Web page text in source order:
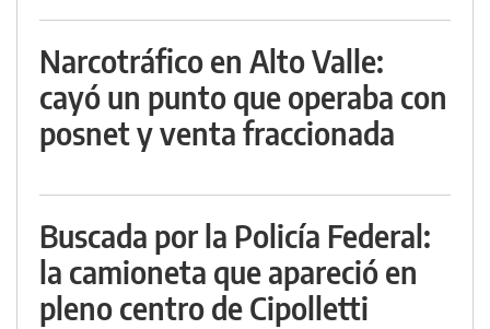
Narcotráfico en Alto Valle:
cayó un punto que operaba con
posnet y venta fraccionada
Buscada por la Policía Federal:
la camioneta que apareció en
pleno centro de Cipolletti